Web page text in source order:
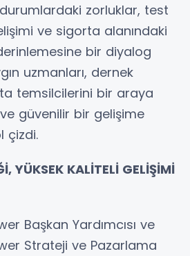
zorluklar, test
ve sigorta alanındaki
bir diyalog
uzmanları, dernek
temsilcilerini bir araya
güvenilir bir gelişime
çizdi.
YÜKSEK KALİTELİ GELİŞİMİ
Başkan Yardımcısı ve
Strateji ve Pazarlama